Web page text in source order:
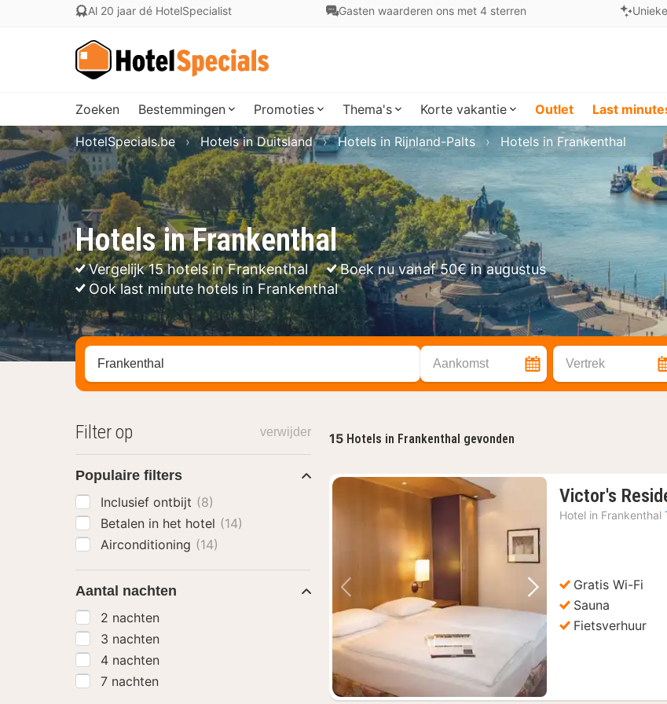
Al 20 jaar dé HotelSpecialist Gasten waarderen ons met 4 sterren
Zoeken Bestemmingen Promoties Thema's Korte vakantie Outlet Last
Hotels in Frankenthal
Vergelijk 15 hotels in Frankenthal
Boek nu vanaf 50€ in augustus
Ook last minute hotels in Frankenthal
HotelSpecials.be Hotels in Duitsland Hotels in Rijnland-Palts Hotels in Frankenthal
Zoek op hotel, regio of stad Aankomst Vertrek
15 Hotels in Frankenthal gevonden
Vorige foto Volgende foto
Victor's
Hotel in Frankenthal
Gratis Wi-Fi
Sauna
Fietsverhuur
Filter op verwijder
Populaire filters
Inclusief ontbijt (8)
Betalen in het hotel (14)
Airconditioning (14)
Aantal nachten
2 nachten
3 nachten
4 nachten
7 nachten